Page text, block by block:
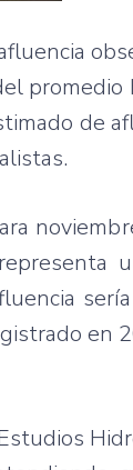
de
en